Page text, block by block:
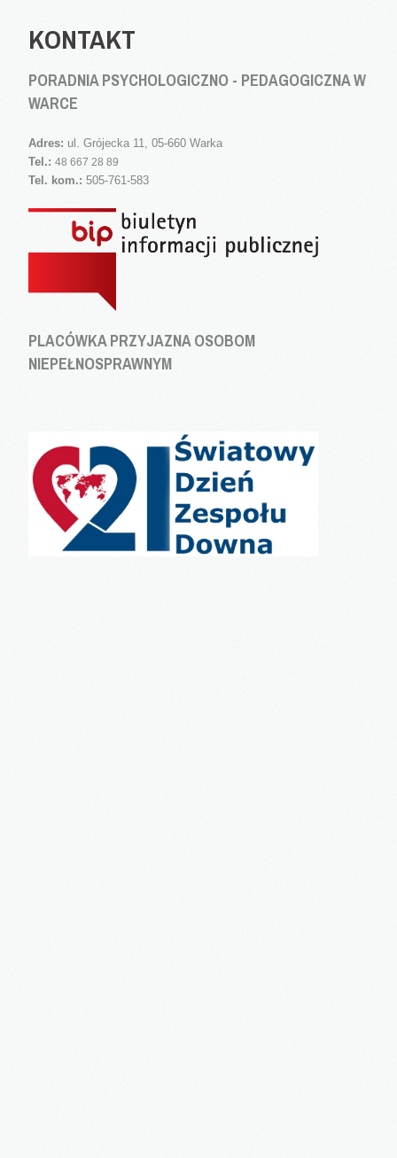
KONTAKT
PORADNIA PSYCHOLOGICZNO - PEDAGOGICZNA W
WARCE
Adres: ul. Grójecka 11, 05-660 Warka
Tel.: 48 667 28 89
Tel. kom.: 505-761-583
PLACÓWKA PRZYJAZNA OSOBOM
NIEPEŁNOSPRAWNYM